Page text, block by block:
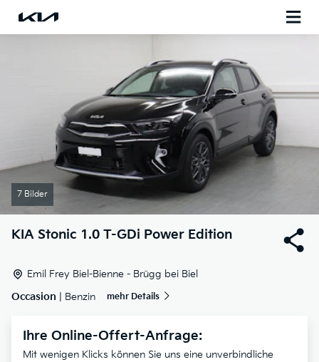
7 Bilder
KIA Stonic 1.0 T-GDi Power Edition
Emil Frey Biel-Bienne - Brügg bei Biel
Occasion | Benzin mehr Details
Ihre Online-Offert-Anfrage:
Mit wenigen Klicks können Sie uns eine unverbindliche